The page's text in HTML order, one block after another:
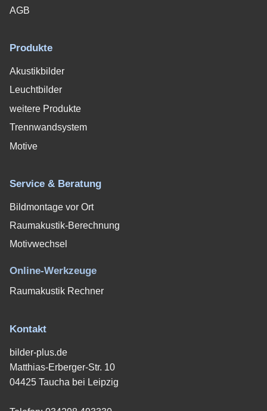
AGB
Produkte
Akustikbilder
Leuchtbilder
weitere Produkte
Trennwandsystem
Motive
Service & Beratung
Bildmontage vor Ort
Raumakustik-Berechnung
Motivwechsel
Online-Werkzeuge
Raumakustik Rechner
Kontakt
bilder-plus.de
Matthias-Erberger-Str. 10
04425 Taucha bei Leipzig